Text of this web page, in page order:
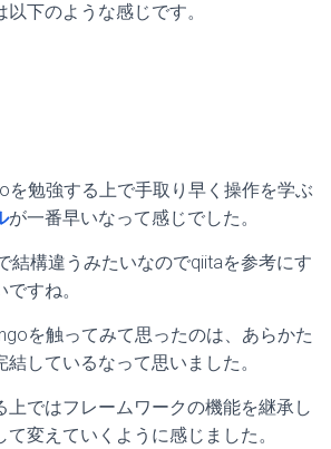
下のような感じです。
を勉強する上で手取り早く操作を学ぶ
が一番早いなって感じでした。
結構違うみたいなのでqiitaを参考にす
すね。
を触ってみて思ったのは、あらかた
しているなって思いました。
上ではフレームワークの機能を継承し
変えていくように感じました。